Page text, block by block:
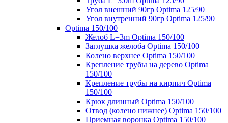
Угол внешний 90гр Optima 125/90
Угол внутренний 90гр Optima 125/90
Optima 150/100
Желоб L=3m Optima 150/100
Заглушка желоба Optima 150/100
Колено верхнее Optima 150/100
Крепление трубы на дерево Optima
150/100
Крепление трубы на кирпич Optima
150/100
Крюк длинный Optima 150/100
Отвод (колено нижнее) Optima 150/100
Приемная воронка Optima 150/100